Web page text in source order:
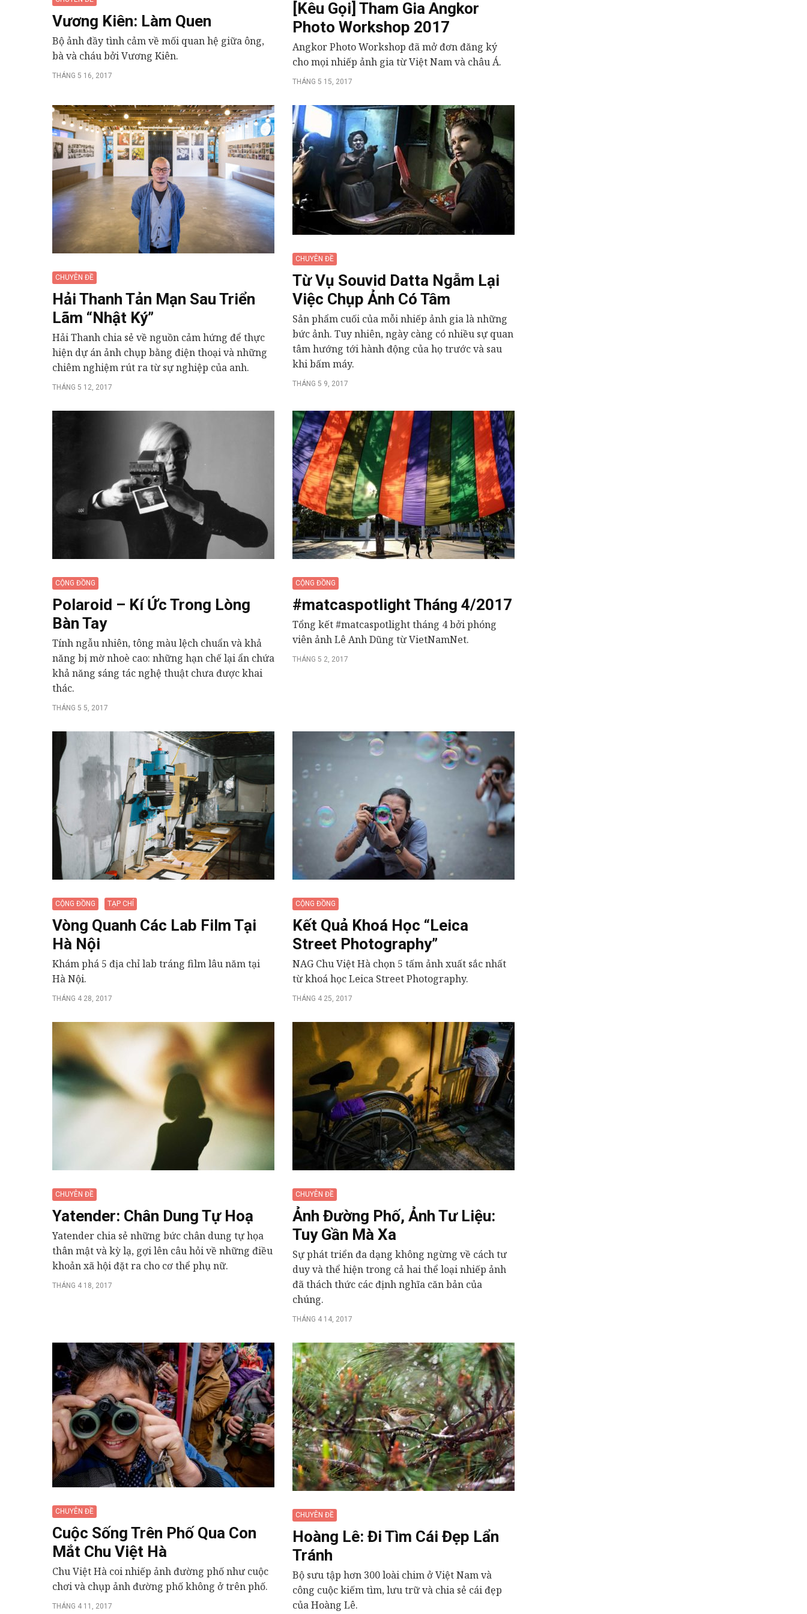
Vương Kiên: Làm Quen
Bộ ảnh đầy tình cảm về mối quan hệ giữa ông,
bà và cháu bởi Vương Kiên.
THÁNG 5 16, 2017
[Kêu Gọi] Tham Gia Angkor
Photo Workshop 2017
Angkor Photo Workshop đã mở đơn đăng ký
cho mọi nhiếp ảnh gia từ Việt Nam và châu Á.
THÁNG 5 15, 2017
CHUYÊN ĐỀ
Hải Thanh Tản Mạn Sau Triển
Lãm “Nhật Ký”
Hải Thanh chia sẻ về nguồn cảm hứng để thực
hiện dự án ảnh chụp bằng điện thoại và những
chiêm nghiệm rút ra từ sự nghiệp của anh.
THÁNG 5 12, 2017
CHUYÊN ĐỀ
Từ Vụ Souvid Datta Ngẫm Lại
Việc Chụp Ảnh Có Tâm
Sản phẩm cuối của mỗi nhiếp ảnh gia là những
bức ảnh. Tuy nhiên, ngày càng có nhiều sự quan
tâm hướng tới hành động của họ trước và sau
khi bấm máy.
THÁNG 5 9, 2017
CỘNG ĐỒNG
Polaroid – Kí Ức Trong Lòng
Bàn Tay
Tính ngẫu nhiên, tông màu lệch chuẩn và khả
năng bị mờ nhoè cao: những hạn chế lại ẩn chứa
khả năng sáng tác nghệ thuật chưa được khai
thác.
THÁNG 5 5, 2017
CỘNG ĐỒNG
#matcaspotlight Tháng 4/2017
Tổng kết #matcaspotlight tháng 4 bởi phóng
viên ảnh Lê Anh Dũng từ VietNamNet.
THÁNG 5 2, 2017
CỘNG ĐỒNG TẠP CHÍ
Vòng Quanh Các Lab Film Tại
Hà Nội
Khám phá 5 địa chỉ lab tráng film lâu năm tại
Hà Nội.
THÁNG 4 28, 2017
CỘNG ĐỒNG
Kết Quả Khoá Học “Leica
Street Photography”
NAG Chu Việt Hà chọn 5 tấm ảnh xuất sắc nhất
từ khoá học Leica Street Photography.
THÁNG 4 25, 2017
CHUYÊN ĐỀ
Yatender: Chân Dung Tự Hoạ
Yatender chia sẻ những bức chân dung tự họa
thân mật và kỳ lạ, gợi lên câu hỏi về những điều
khoản xã hội đặt ra cho cơ thể phụ nữ.
THÁNG 4 18, 2017
CHUYÊN ĐỀ
Ảnh Đường Phố, Ảnh Tư Liệu:
Tuy Gần Mà Xa
Sự phát triển đa dạng không ngừng về cách tư
duy và thể hiện trong cả hai thể loại nhiếp ảnh
đã thách thức các định nghĩa căn bản của
chúng.
THÁNG 4 14, 2017
CHUYÊN ĐỀ
Cuộc Sống Trên Phố Qua Con
Mắt Chu Việt Hà
Chu Việt Hà coi nhiếp ảnh đường phố như cuộc
chơi và chụp ảnh đường phố không ở trên phố.
THÁNG 4 11, 2017
CHUYÊN ĐỀ
Hoàng Lê: Đi Tìm Cái Đẹp Lẩn
Tránh
Bộ sưu tập hơn 300 loài chim ở Việt Nam và
công cuộc kiếm tìm, lưu trữ và chia sẻ cái đẹp
của Hoàng Lê.